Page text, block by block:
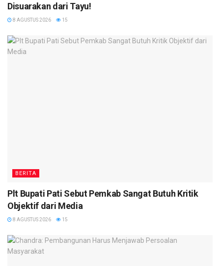
Disuarakan dari Tayu!
8 AGUSTUS 2026 15
BERITA
Plt Bupati Pati Sebut Pemkab Sangat Butuh Kritik
Objektif dari Media
8 AGUSTUS 2026 15